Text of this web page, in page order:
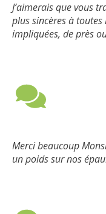
J’aimerais que vous
plus sincères à
impliquées, de près
Merci beaucoup
un poids sur nos